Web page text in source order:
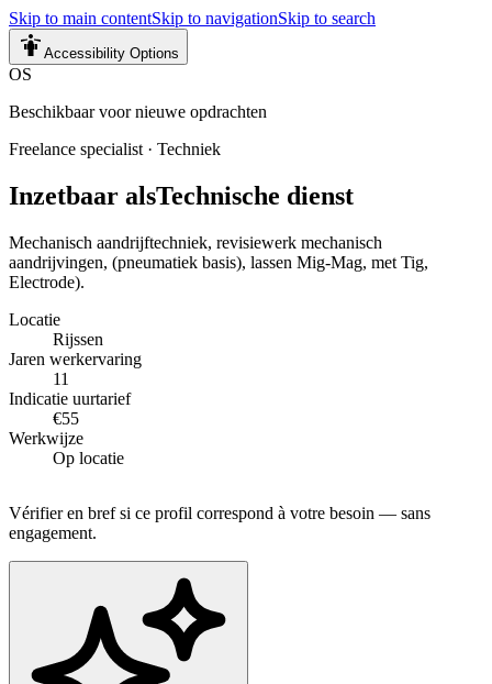
Skip to main contentSkip to navigationSkip to search
Accessibility Options
OS
Beschikbaar voor nieuwe opdrachten
Freelance specialist · Techniek
Inzetbaar alsTechnische dienst
Mechanisch aandrijftechniek, revisiewerk mechanisch
aandrijvingen, (pneumatiek basis), lassen Mig-Mag, met Tig,
Electrode).
Locatie
Rijssen
Jaren werkervaring
11
Indicatie uurtarief
€55
Werkwijze
Op locatie
Vérifier en bref si ce profil correspond à votre besoin — sans
engagement.